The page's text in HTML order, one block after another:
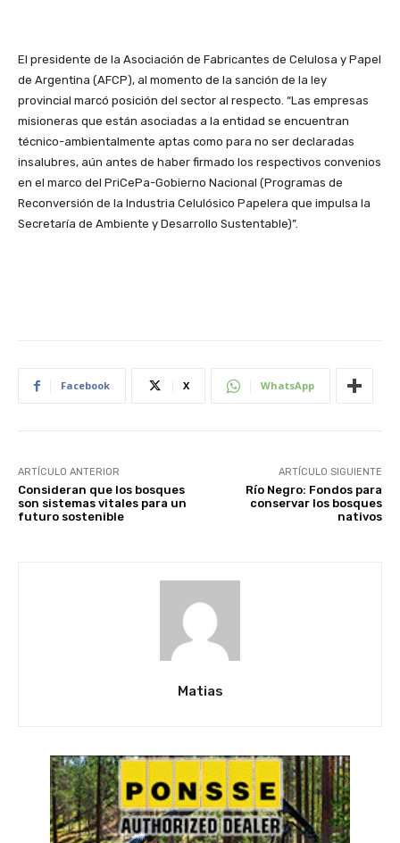
El presidente de la Asociación de Fabricantes de Celulosa y Papel
de Argentina (AFCP), al momento de la sanción de la ley
provincial marcó posición del sector al respecto. “Las empresas
misioneras que están asociadas a la entidad se encuentran
técnico-ambientalmente aptas como para no ser declaradas
insalubres, aún antes de haber firmado los respectivos convenios
en el marco del PriCePa-Gobierno Nacional (Programas de
Reconversión de la Industria Celulósico Papelera que impulsa la
Secretaría de Ambiente y Desarrollo Sustentable)”.
Facebook X WhatsApp
ARTÍCULO ANTERIOR
Consideran que los bosques
son sistemas vitales para un
futuro sostenible
ARTÍCULO SIGUIENTE
Río Negro: Fondos para
conservar los bosques
nativos
Matias